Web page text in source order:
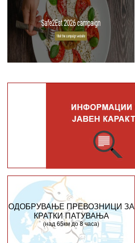
ОДОБРУВАЊЕ ПРЕВОЗНИЦИ ЗА
КРАТКИ ПАТУВАЊА
(над 65км до 8 часа)